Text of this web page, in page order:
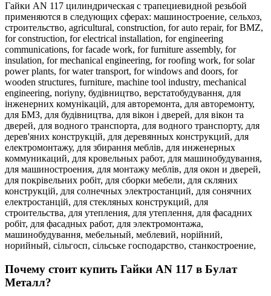
Гайки AN 117 цилиндрическая с трапециевидной резьбой
применяются в следующих сферах: машиностроение, сельхоз,
строительство, agricultural, construction, for auto repair, for BMZ,
for construction, for electrical installation, for engineering
communications, for facade work, for furniture assembly, for
insulation, for mechanical engineering, for roofing work, for solar
power plants, for water transport, for windows and doors, for
wooden structures, furniture, machine tool industry, mechanical
engineering, noriyny, будівництво, верстатобудування, для
інженерних комунікацій, для авторемонта, для авторемонту,
для БМЗ, для будівництва, для вікон і дверей, для вікон та
дверей, для водного транспорта, для водного транспорту, для
дерев'яних конструкцій, для деревянных конструкций, для
електромонтажу, для збирання меблів, для инженерных
коммуникаций, для кровельных работ, для машинобудування,
для машиностроения, для монтажу меблів, для окон и дверей,
для покрівельних робіт, для сборки мебели, для скляних
конструкцій, для солнечных электростанций, для сонячних
електростанцій, для стекляных конструкций, для
строительства, для утепления, для утеплення, для фасадних
робіт, для фасадных работ, для электромонтажа,
машинобудування, мебельный, меблевий, норійний,
норийный, сільгосп, сільське господарство, станкостроение,
Почему стоит купить Гайки AN 117 в Булат
Металл?